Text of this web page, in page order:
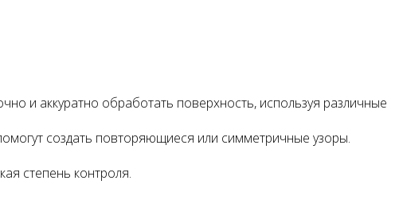
и аккуратно обработать поверхность, используя различные
создать повторяющиеся или симметричные узоры.
степень контроля.